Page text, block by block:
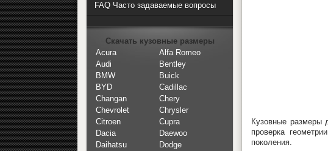
Кузовные размеры
проверка
поколения.
FAQ Часто задаваемые вопросы
Скачать кузовные размеры
Acura
Alfa Romeo
Audi
Bentley
BMW
Buick
BYD
Cadillac
Changan
Chery
Chevrolet
Chrysler
Citroen
Cupra
Dacia
Daewoo
Daihatsu
Dodge